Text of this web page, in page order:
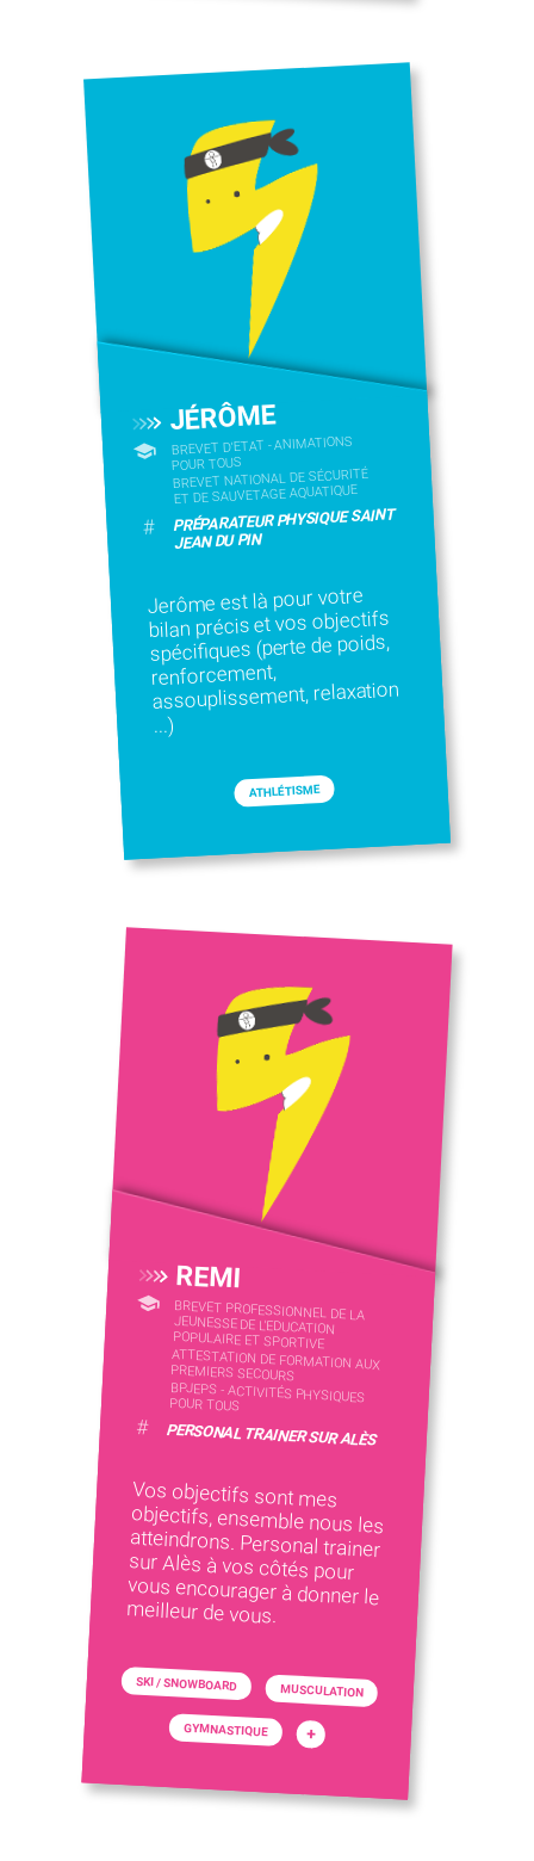
JÉRÔME
BREVET D'ETAT - ANIMATIONS
POUR TOUS
BREVET NATIONAL DE SÉCURITÉ
ET DE SAUVETAGE AQUATIQUE
# PRÉPARATEUR PHYSIQUE SAINT
JEAN DU PIN
Jerôme est là pour votre
bilan précis et vos objectifs
spécifiques (perte de poids,
renforcement,
assouplissement, relaxation
...)
ATHLÉTISME
REMI
BREVET PROFESSIONNEL DE LA
JEUNESSE DE L'EDUCATION
POPULAIRE ET SPORTIVE
ATTESTATION DE FORMATION AUX
PREMIERS SECOURS
BPJEPS - ACTIVITÉS PHYSIQUES
POUR TOUS
# PERSONAL TRAINER SUR ALÈS
Vos objectifs sont mes
objectifs, ensemble nous les
atteindrons. Personal trainer
sur Alès à vos côtés pour
vous encourager à donner le
meilleur de vous.
SKI / SNOWBOARD MUSCULATION
GYMNASTIQUE +